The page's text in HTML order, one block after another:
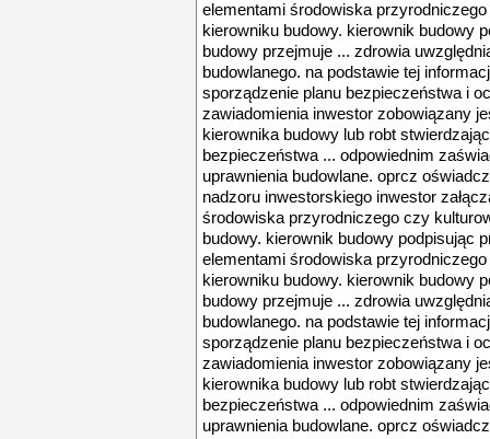
elementami środowiska
kierowniku budowy. kierownik budowy
budowy przejmuje ... zdrowia
budowlanego. na podstawie tej
sporządzenie planu bezpieczeństwa i
zawiadomienia inwestor zobowiązany
kierownika budowy lub robt
bezpieczeństwa ... odpowiednim
uprawnienia budowlane. oprcz
nadzoru inwestorskiego inwestor
środowiska przyrodniczego czy
budowy. kierownik budowy podpisując
elementami środowiska
kierowniku budowy. kierownik budowy
budowy przejmuje ... zdrowia
budowlanego. na podstawie tej
sporządzenie planu bezpieczeństwa i
zawiadomienia inwestor zobowiązany
kierownika budowy lub robt
bezpieczeństwa ... odpowiednim
uprawnienia budowlane. oprcz